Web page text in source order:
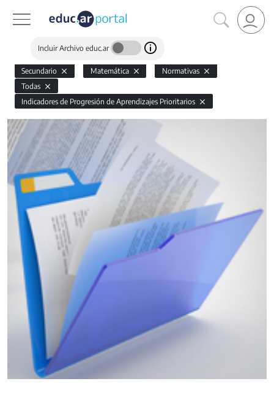
Incluir Archivo educ.ar
Secundario Matemática
Normativas
Todas
Indicadores de Progresión de Aprendizajes Prioritarios